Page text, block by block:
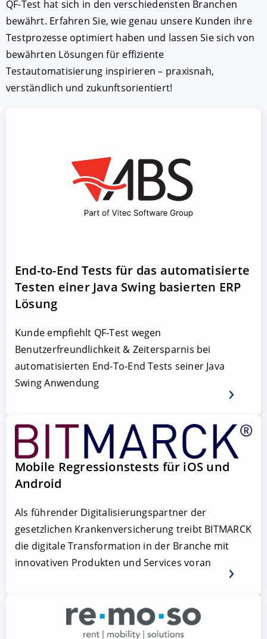
QF-Test hat sich in den verschiedensten Branchen
bewährt. Erfahren Sie, wie genau unsere Kunden ihre
Testprozesse optimiert haben und lassen Sie sich von
bewährten Lösungen für effiziente
Testautomatisierung inspirieren – praxisnah,
verständlich und zukunftsorientiert!
End-to-End Tests für das automatisierte
Testen einer Java Swing basierten ERP
Lösung
Kunde empfiehlt QF-Test wegen
Benutzerfreundlichkeit & Zeitersparnis bei
automatisierten End-To-End Tests seiner Java
Swing Anwendung
Mobile Regressionstests für iOS und
Android
Als führender Digitalisierungspartner der
gesetzlichen Krankenversicherung treibt BITMARCK
die digitale Transformation in der Branche mit
innovativen Produkten und Services voran